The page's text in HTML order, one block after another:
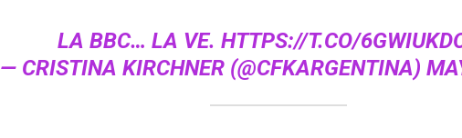
LA BBC… LA VE. HTTPS://T.CO/
— CRISTINA KIRCHNER (@CFKARGENTINA)